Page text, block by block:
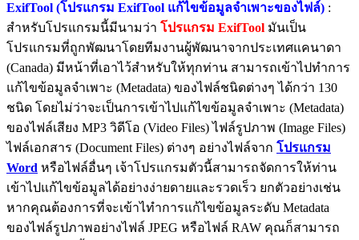
ExifTool (โปรแกรม ExifTool แก้ไขข้อมูลจำเพาะของไฟล์) :
สำหรับโปรแกรมนี้มีนามว่า โปรแกรม ExifTool มันเป็น
โปรแกรมที่ถูกพัฒนาโดยทีมงานผู้พัฒนาจากประเทศแคนาดา
(Canada) มีหน้าที่เอาไว้สำหรับให้ทุกท่าน สามารถเข้าไปทำการ
แก้ไขข้อมูลจำเพาะ (Metadata) ของไฟล์ชนิดต่างๆ ได้กว่า 130
ชนิด โดยไม่ว่าจะเป็นการเข้าไปแก้ไขข้อมูลจำเพาะ (Metadata)
ของไฟล์เสียง MP3 วิดีโอ (Video Files) ไฟล์รูปภาพ (Image Files)
ไฟล์เอกสาร (Document Files) ต่างๆ อย่างไฟล์จาก โปรแกรม
Word หรือไฟล์อื่นๆ เจ้าโปรแกรมตัวนี้สามารถจัดการให้ท่าน
เข้าไปแก้ไขข้อมูลได้อย่างง่ายดายและรวดเร็ว ยกตัวอย่างเช่น
หากคุณต้องการที่จะเข้าไทำการแก้ไขข้อมูลระดับ Metadata
ของไฟล์รูปภาพอย่างไฟล์ JPEG หรือไฟล์ RAW คุณก็สามารถ